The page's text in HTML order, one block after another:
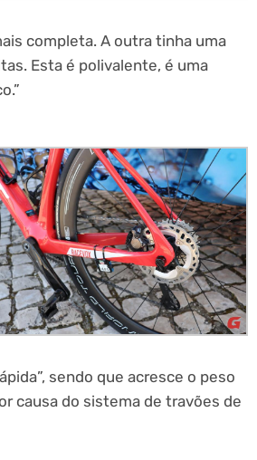
completa. A outra tinha uma
Esta é polivalente, é uma
sendo que acresce o peso
causa do sistema de travões de